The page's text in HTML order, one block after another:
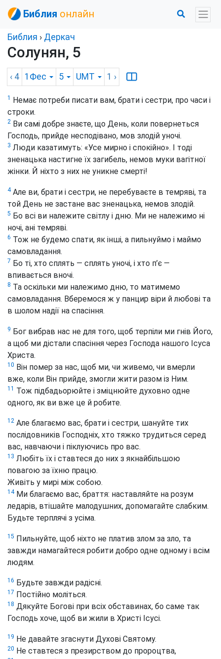
Библия онлайн
Библия › Деркач
Солунян, 5
‹ 4 1Фес 5 UMT 1 ›
1
Немає потреби писати вам, брати і сестри, про часи і
строки.
2 Ви самі добре знаєте, що День, коли повернеться
Господь, прийде несподівано, мов злодій уночі.
3 Люди казатимуть: «Усе мирно і спокійно». І тоді
зненацька настигне їх загибель, немов муки вагітної
жінки. Й ніхто з них не уникне смерті!
4Але ви, брати і сестри, не перебуваєте в темряві, та
той День не застане вас зненацька, немов злодій.
5 Бо всі ви належите світлу і дню. Ми не належимо ні
ночі, ані темряві.
6 Тож не будемо спати, як інші, а пильнуймо і маймо
самовладання.
7 Бо ті, хто сплять — сплять уночі, і хто п’є —
впивається вночі.
8 Та оскільки ми належимо дню, то матимемо
самовладання. Вберемося ж у панцир віри й любові та
в шолом надії на спасіння.
9 Бог вибрав нас не для того, щоб терпіли ми гнів Його,
а щоб ми дістали спасіння через Господа нашого Ісуса
Христа.
10 Він помер за нас, щоб ми, чи живемо, чи вмерли
вже, коли Він прийде, змогли жити разом із Ним.
11 Тож підбадьорюйте і зміцнюйте духовно одне
одного, як ви вже це й робите.
12 Але благаємо вас, брати і сестри, шануйте тих
послідовників Господніх, хто тяжко трудиться серед
вас, навчаючи і піклуючись про вас.
13 Любіть їх і ставтеся до них з якнайбільшою
повагою за їхню працю.
Живіть у мирі між собою.
14Ми благаємо вас, браття: наставляйте на розум
ледарів, втішайте малодушних, допомагайте слабким.
Будьте терплячі з усіма.
15 Пильнуйте, щоб ніхто не платив злом за зло, та
завжди намагайтеся робити добро одне одному і всім
людям.
16 Будьте завжди радісні.
17 Постійно моліться.
18 Дякуйте Богові при всіх обставинах, бо саме так
Господь хоче, щоб ви жили в Христі Ісусі.
19 Не давайте згаснути Духові Святому.
20 Не ставтеся з презирством до пророцтва,